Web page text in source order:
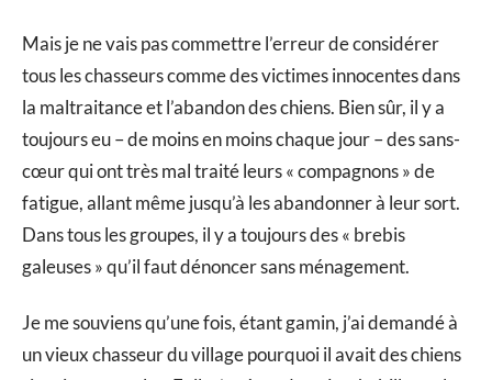
Mais je ne vais pas commettre l’erreur de considérer
tous les chasseurs comme des victimes innocentes dans
la maltraitance et l’abandon des chiens. Bien sûr, il y a
toujours eu – de moins en moins chaque jour – des sans-
cœur qui ont très mal traité leurs « compagnons » de
fatigue, allant même jusqu’à les abandonner à leur sort.
Dans tous les groupes, il y a toujours des « brebis
galeuses » qu’il faut dénoncer sans ménagement.
Je me souviens qu’une fois, étant gamin, j’ai demandé à
un vieux chasseur du village pourquoi il avait des chiens